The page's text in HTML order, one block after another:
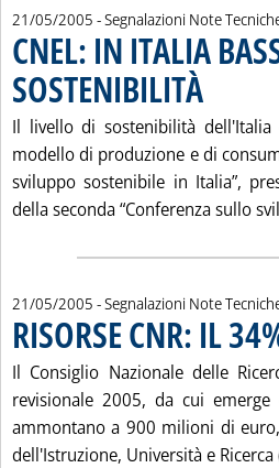
21/05/2005 - Segnalazioni Note
CNEL: IN ITALIA
SOSTENIBILITÀ
Il livello di sostenibilità
modello di produzione e di
sviluppo sostenibile in Italia”,
della seconda “Conferenza sullo
21/05/2005 - Segnalazioni Note
RISORSE CNR: IL
Il Consiglio Nazionale delle
revisionale 2005, da cui
ammontano a 900 milioni di
dell'Istruzione, Università e